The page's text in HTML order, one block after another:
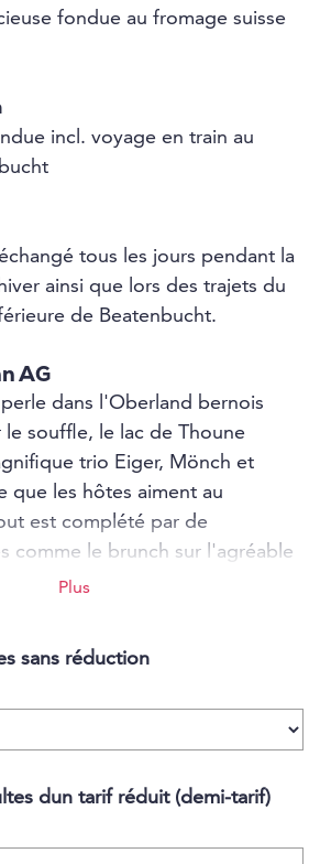
fondue au fromage suisse
incl. voyage en train au
tous les jours pendant la
ainsi que lors des trajets du
de Beatenbucht.
AG
dans l'Oberland bernois
le souffle, le lac de Thoune
trio Eiger, Mönch et
que les hôtes aiment au
est complété par de
comme le brunch sur l'agréable
où les chaises longues sont
belle randonnée. Et n'oublions
à couper le souffle qui rend
tout simplement
Plus
sans réduction
dun tarif réduit (demi-tarif)